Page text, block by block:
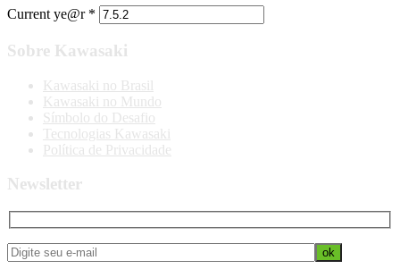
Current ye@r *
Sobre Kawasaki
Kawasaki no Brasil
Kawasaki no Mundo
Símbolo do Desafio
Tecnologias Kawasaki
Política de Privacidade
Newsletter